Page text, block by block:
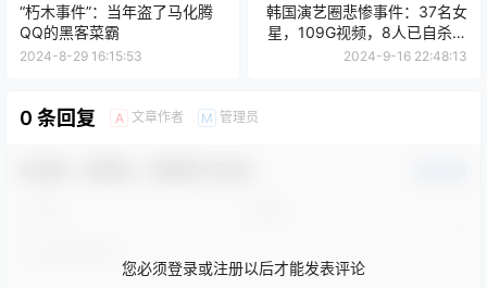
“朽木事件”：当年盗了马化腾
QQ的黑客菜霸
2024-8-29 16:15:53
韩国演艺圈悲惨事件：37名女
星，109G视频，8人已自杀身
亡
2024-9-16 22:48:13
0 条回复 A 文章作者 M 管理员
您必须登录或注册以后才能发表评论